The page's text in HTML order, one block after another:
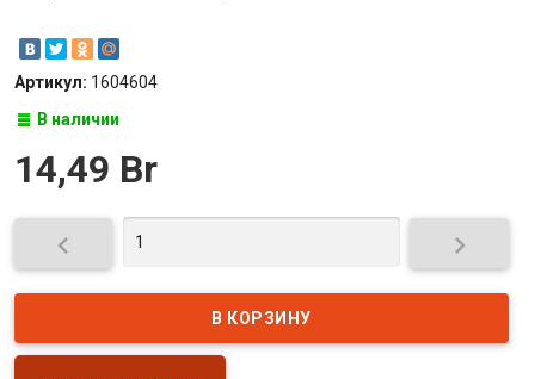
Артикул: 1604604
В наличии
14,49 Br
 